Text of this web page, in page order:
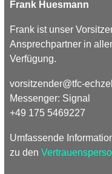
Frank Huesmann
Frank ist unser
Ansprechpartner in
Verfügung.
vorsitzender@tfc-
Messenger: Signal
+49 175 5469227
Umfassende
zu den